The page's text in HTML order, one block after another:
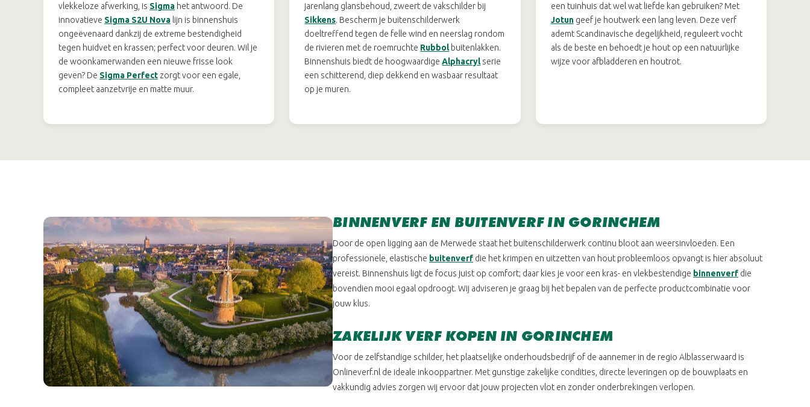
vlekkeloze afwerking, is Sigma het antwoord. De
innovatieve Sigma S2U Nova lijn is binnenshuis
ongeëvenaard dankzij de extreme bestendigheid
tegen huidvet en krassen; perfect voor deuren. Wil je
de woonkamerwanden een nieuwe frisse look
geven? De Sigma Perfect zorgt voor een egale,
compleet aanzetvrije en matte muur.
jarenlang glansbehoud, zweert de vakschilder bij
Sikkens. Bescherm je buitenschilderwerk
doeltreffend tegen de felle wind en neerslag rondom
de rivieren met de roemruchte Rubbolbuitenlakken.
Binnenshuis biedt de hoogwaardigeAlphacrylserie
een schitterend, diep dekkend en wasbaar resultaat
op je muren.
een tuinhuis dat wel wat liefde kan gebruiken? Met
Jotungeef je houtwerk een lang leven. Deze verf
ademt Scandinavische degelijkheid, reguleert vocht
als de beste en behoedt je hout op een natuurlijke
wijze voor afbladderen en houtrot.
BINNENVERF EN BUITENVERF IN GORINCHEM
Door de open ligging aan de Merwede staat het buitenschilderwerk continu bloot aan weersinvloeden. Een
professionele, elastische buitenverf die het krimpen en uitzetten van hout probleemloos opvangt is hier absoluut
vereist. Binnenshuis ligt de focus juist op comfort; daar kies je voor een kras- en vlekbestendige binnenverf die
bovendien mooi egaal opdroogt. Wij adviseren je graag bij het bepalen van de perfecte productcombinatie voor
jouw klus.
ZAKELIJK VERF KOPEN IN GORINCHEM
Voor de zelfstandige schilder, het plaatselijke onderhoudsbedrijf of de aannemer in de regio Alblasserwaard is
Onlineverf.nl de ideale inkooppartner. Met gunstige zakelijke condities, directe leveringen op de bouwplaats en
vakkundig advies zorgen wij ervoor dat jouw projecten vlot en zonder onderbrekingen verlopen.